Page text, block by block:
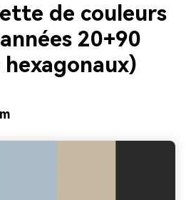
de couleurs
20+90
hexagonaux)